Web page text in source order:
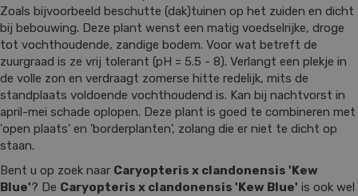
Zoals bijvoorbeeld beschutte (dak)tuinen op het zuiden en dicht
bij bebouwing. Deze plant wenst een matig voedselrijke, droge
tot vochthoudende, zandige bodem. Voor wat betreft de
zuurgraad is ze vrij tolerant (pH = 5.5 - 8). Verlangt een plekje in
de volle zon en verdraagt zomerse hitte redelijk, mits de
standplaats voldoende vochthoudend is. Kan bij nachtvorst in
april-mei schade oplopen. Deze plant is goed te combineren met
'open plaats' en 'borderplanten', zolang die er niet te dicht op
staan.
Bent u op zoek naar Caryopteris x clandonensis 'Kew
Blue'? De Caryopteris x clandonensis 'Kew Blue' is ook wel